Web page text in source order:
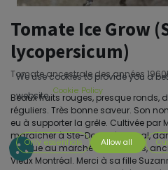
Tomate Ice Grow
lycopersicum)
Tomate ancestrale des années 1960!
Beaux fruits rouges, presque ronds,
réguliers. Très bonne saveur. Son
eu à supporter la grêle. Cultivée par
maraîcher à Ste-Dorothée, Laval,
vendue au marché Bonsecours,
Vieux Montréal. Merci à sa fille
We use cookies to provide you a
website. Cookie Policy
Only essentials Allow all